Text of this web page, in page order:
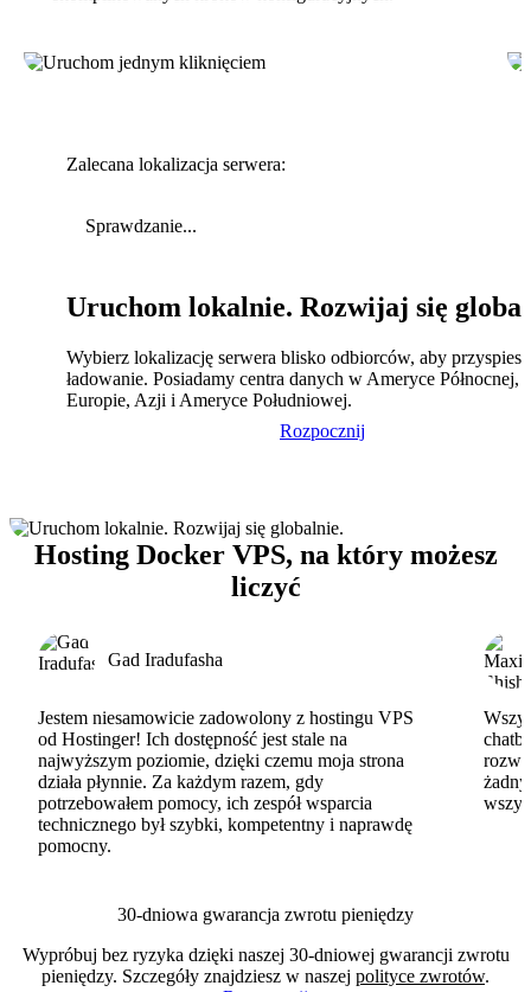
Zalecana lokalizacja serwera:
Sprawdzanie...
Uruchom lokalnie. Rozwijaj się
Wybierz lokalizację serwera blisko odbiorców, aby
ładowanie. Posiadamy centra danych w Ameryce Północnej,
Europie, Azji i Ameryce Południowej.
Rozpocznij
Hosting Docker VPS, na który możesz
liczyć
Gad Iradufasha
Jestem niesamowicie zadowolony z hostingu VPS
od Hostinger! Ich dostępność jest stale na
najwyższym poziomie, dzięki czemu moja strona
działa płynnie. Za każdym razem, gdy
potrzebowałem pomocy, ich zespół wsparcia
technicznego był szybki, kompetentny i naprawdę
pomocny.
30-dniowa gwarancja zwrotu pieniędzy
Wypróbuj bez ryzyka dzięki naszej 30-dniowej gwarancji zwrotu
pieniędzy. Szczegóły znajdziesz w naszej polityce zwrotów.